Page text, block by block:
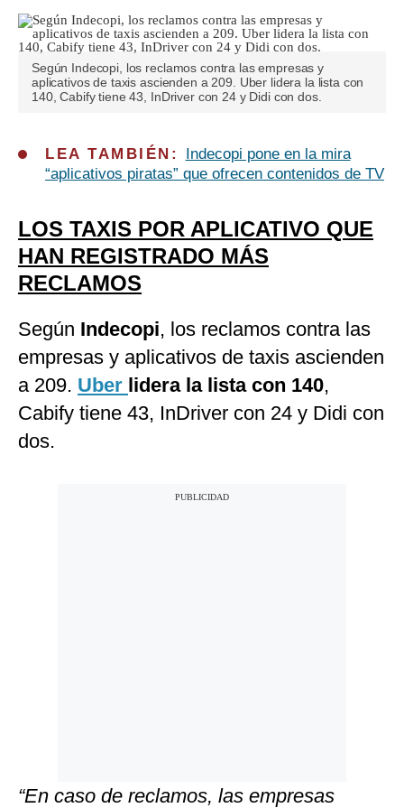
Según Indecopi, los reclamos contra las empresas y
aplicativos de taxis ascienden a 209. Uber lidera la lista con
140, Cabify tiene 43, InDriver con 24 y Didi con dos.
LEA TAMBIÉN:
Indecopi pone en la mira
“aplicativos piratas” que ofrecen contenidos de TV
LOS TAXIS POR APLICATIVO QUE
HAN REGISTRADO MÁS
RECLAMOS
Según Indecopi, los reclamos contra las
empresas y aplicativos de taxis ascienden
a 209. Uber lidera la lista con 140,
Cabify tiene 43, InDriver con 24 y Didi con
dos.
“En caso de reclamos, las empresas